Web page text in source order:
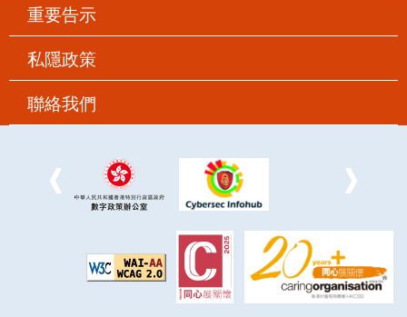
重要告示
私隱政策
聯絡我們